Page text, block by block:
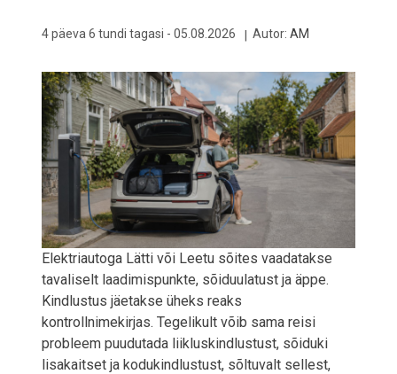
4 päeva 6 tundi tagasi - 05.08.2026 Autor: AM
Elektriautoga Lätti või Leetu sõites vaadatakse
tavaliselt laadimispunkte, sõiduulatust ja äppe.
Kindlustus jäetakse üheks reaks
kontrollnimekirjas. Tegelikult võib sama reisi
probleem puudutada liikluskindlustust, sõiduki
lisakaitset ja kodukindlustust, sõltuvalt sellest,